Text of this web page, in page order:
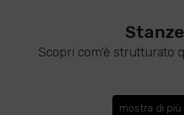
Stanze
Scopri com'è strutturato
mostra di più